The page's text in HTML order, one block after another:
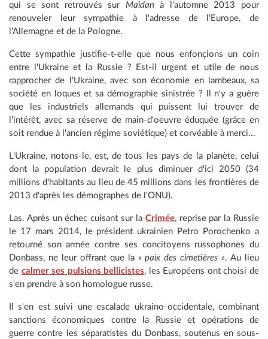
qui se sont retrouvés sur Maidan à l'automne 2013 pour
renouveler leur sympathie à l'adresse de l'Europe, de
l'Allemagne et de la Pologne.
Cette sympathie justifie-t-elle que nous enfonçions un coin
entre l'Ukraine et la Russie ? Est-il urgent et utile de nous
rapprocher de l'Ukraine, avec son économie en lambeaux, sa
société en loques et sa démographie sinistrée ? Il n'y a guère
que les industriels allemands qui puissent lui trouver de
l'intérêt, avec sa réserve de main-d'oeuvre éduquée (grâce en
soit rendue à l'ancien régime soviétique) et corvéable à merci...
L'Ukraine, notons-le, est, de tous les pays de la planète, celui
dont la population devrait le plus diminuer d'ici 2050 (34
millions d'habitants au lieu de 45 millions dans les frontières de
2013 d'après les démographes de l'ONU).
Las. Après un échec cuisant sur la Crimée, reprise par la Russie
le 17 mars 2014, le président ukrainien Petro Porochenko a
retourné son armée contre ses concitoyens russophones du
Donbass, ne leur offrant que la « paix des cimetières ». Au lieu
de calmer ses pulsions bellicistes, les Européens ont choisi de
s'en prendre à son homologue russe.
Il s'en est suivi une escalade ukraino-occidentale, combinant
sanctions économiques contre la Russie et opérations de
guerre contre les séparatistes du Donbass, soutenus en sous-